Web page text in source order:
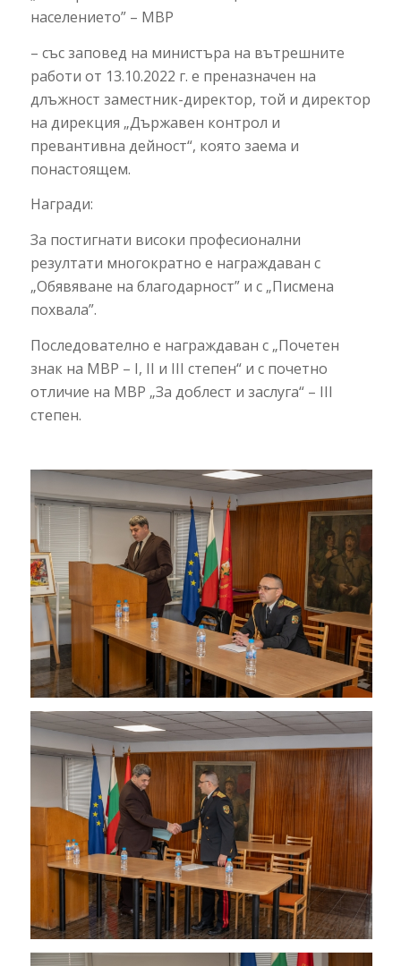
населението” – МВР
– със заповед на министъра на вътрешните
работи от 13.10.2022 г. е преназначен на
длъжност заместник-директор, той и директор
на дирекция „Държавен контрол и
превантивна дейност“, която заема и
понастоящем.
Награди:
За постигнати високи професионални
резултати многократно е награждаван с
„Обявяване на благодарност” и с „Писмена
похвала”.
Последователно е награждаван с „Почетен
знак на МВР – I, II и III степен“ и с почетно
отличие на МВР „За доблест и заслуга“ – III
степен.